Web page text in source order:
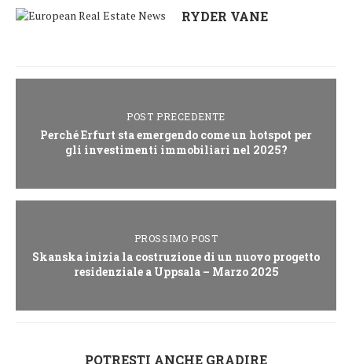
RYDER VANE
POST PRECEDENTE
Perché Erfurt sta emergendo come un hotspot per
gli investimenti immobiliari nel 2025?
PROSSIMO POST
Skanska inizia la costruzione di un nuovo progetto
residenziale a Uppsala – Marzo 2025
POTRESTI ANCHE GRADIRE